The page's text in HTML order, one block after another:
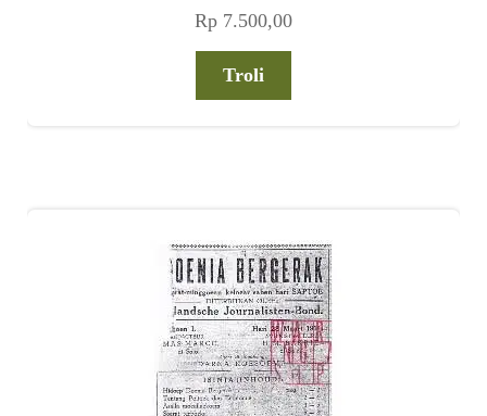
Rp 7.500,00
Troli